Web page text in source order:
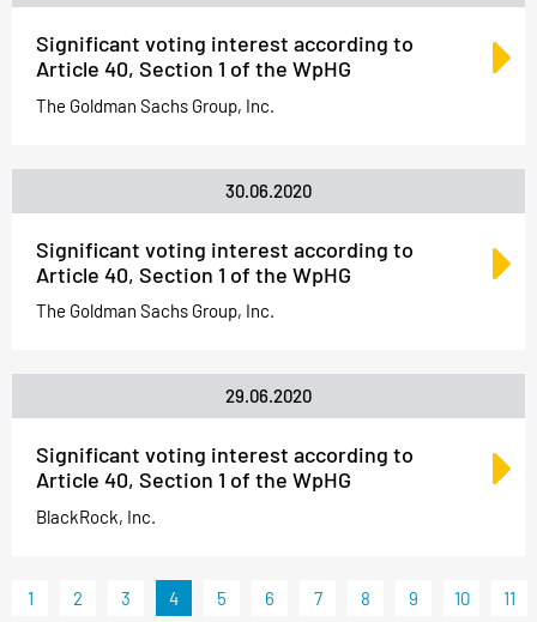
Significant voting interest according to
Article 40, Section 1 of the WpHG
The Goldman Sachs Group, Inc.
30.06.2020
Significant voting interest according to
Article 40, Section 1 of the WpHG
The Goldman Sachs Group, Inc.
29.06.2020
Significant voting interest according to
Article 40, Section 1 of the WpHG
BlackRock, Inc.
1 2 3 4 5 6 7 8 9 10 11